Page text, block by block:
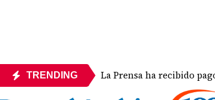
TRENDINGLa Prensa ha recibido pagos por